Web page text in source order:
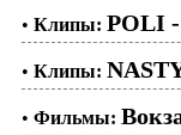
• Клипы: POLI
• Клипы:
• Фильмы: